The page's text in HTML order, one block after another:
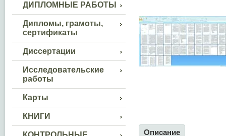
ДИПЛОМНЫЕ РАБОТЫ
Дипломы, грамоты,
сертификаты
Диссертации
Исследовательские
работы
Карты
КНИГИ
Описание